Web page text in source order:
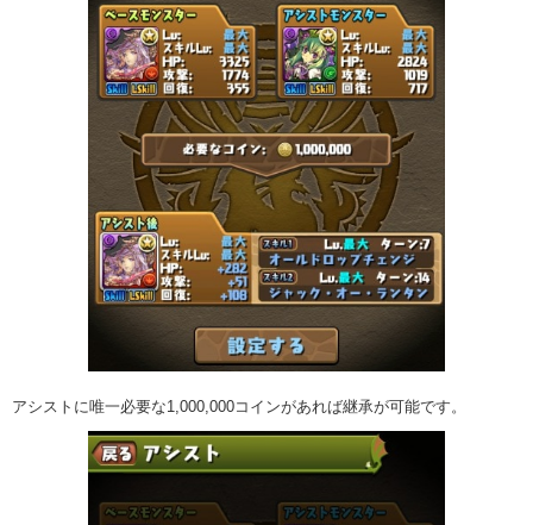
アシストに唯一必要な1,000,000コインがあれば継承が可能です。